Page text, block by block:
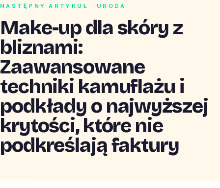
NASTĘPNY ARTYKUŁ · URODA
Make-up dla skóry z
bliznami:
Zaawansowane
techniki kamuflażu i
podkłady o najwyższej
krytości, które nie
podkreślają faktury